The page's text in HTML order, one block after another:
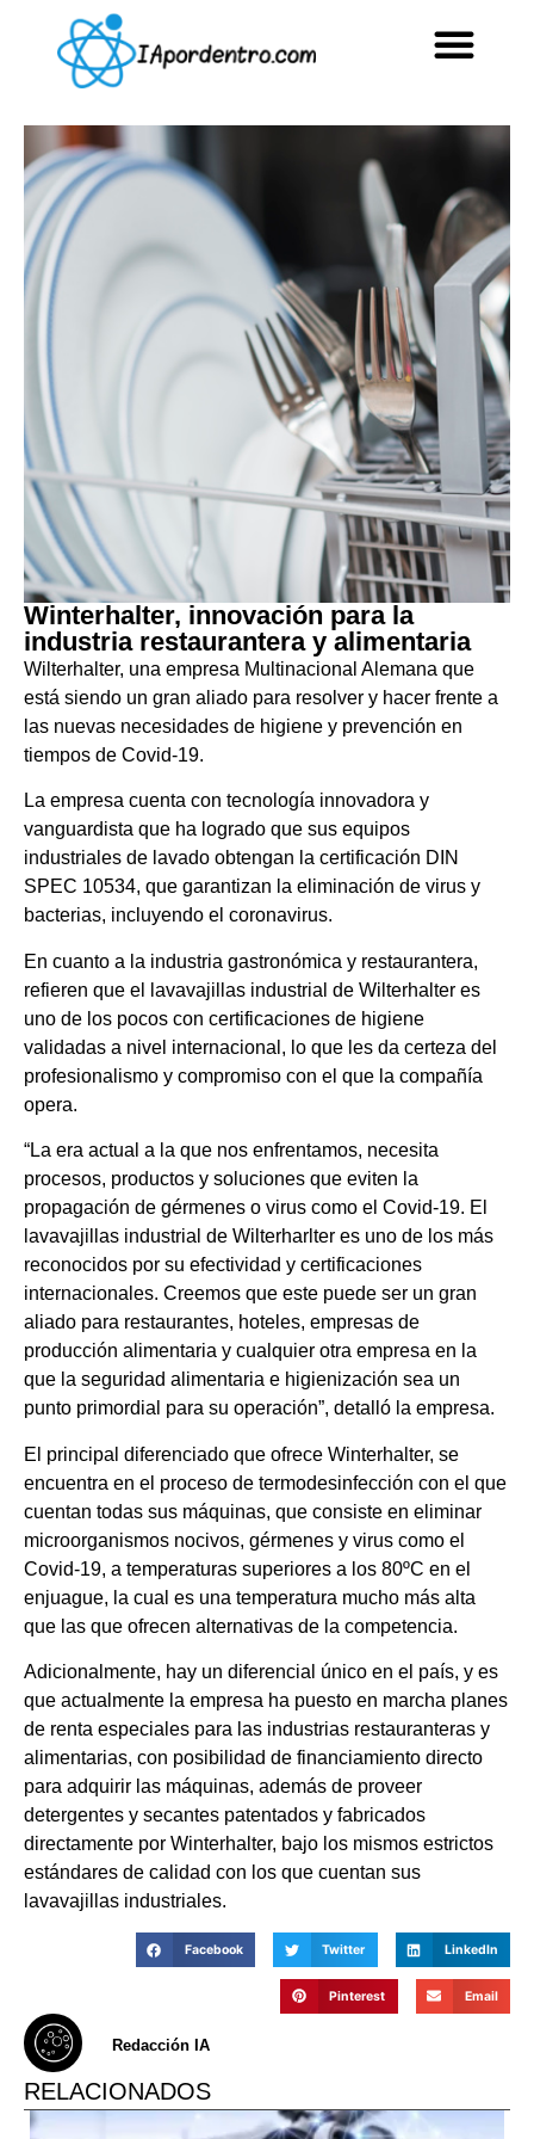
Winterhalter, innovación para la
industria restaurantera y alimentaria
Wilterhalter, una empresa Multinacional Alemana que
está siendo un gran aliado para resolver y hacer frente a
las nuevas necesidades de higiene y prevención en
tiempos de Covid-19.
La empresa cuenta con tecnología innovadora y
vanguardista que ha logrado que sus equipos
industriales de lavado obtengan la certificación DIN
SPEC 10534, que garantizan la eliminación de virus y
bacterias, incluyendo el coronavirus.
En cuanto a la industria gastronómica y restaurantera,
refieren que el lavavajillas industrial de Wilterhalter es
uno de los pocos con certificaciones de higiene
validadas a nivel internacional, lo que les da certeza del
profesionalismo y compromiso con el que la compañía
opera.
“La era actual a la que nos enfrentamos, necesita
procesos, productos y soluciones que eviten la
propagación de gérmenes o virus como el Covid-19. El
lavavajillas industrial de Wilterharlter es uno de los más
reconocidos por su efectividad y certificaciones
internacionales. Creemos que este puede ser un gran
aliado para restaurantes, hoteles, empresas de
producción alimentaria y cualquier otra empresa en la
que la seguridad alimentaria e higienización sea un
punto primordial para su operación”, detalló la empresa.
El principal diferenciado que ofrece Winterhalter, se
encuentra en el proceso de termodesinfección con el que
cuentan todas sus máquinas, que consiste en eliminar
microorganismos nocivos, gérmenes y virus como el
Covid-19, a temperaturas superiores a los 80ºC en el
enjuague, la cual es una temperatura mucho más alta
que las que ofrecen alternativas de la competencia.
Adicionalmente, hay un diferencial único en el país, y es
que actualmente la empresa ha puesto en marcha planes
de renta especiales para las industrias restauranteras y
alimentarias, con posibilidad de financiamiento directo
para adquirir las máquinas, además de proveer
detergentes y secantes patentados y fabricados
directamente por Winterhalter, bajo los mismos estrictos
estándares de calidad con los que cuentan sus
lavavajillas industriales.
Facebook Twitter LinkedIn
Pinterest Email
Redacción IA
RELACIONADOS